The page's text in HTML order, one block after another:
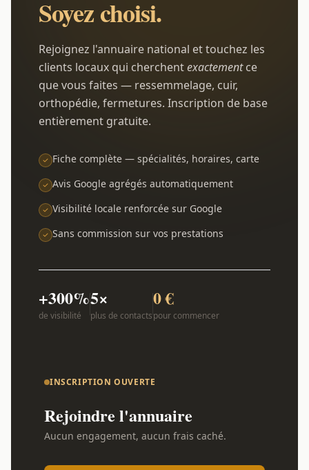
Soyez choisi.
Rejoignez l'annuaire national et touchez les
clients locaux qui cherchentexactementce
que vous faites — ressemmelage, cuir,
orthopédie, fermetures. Inscription de base
entièrement gratuite.
Fiche complète — spécialités, horaires, carte
Avis Google agrégés automatiquement
Visibilité locale renforcée sur Google
Sans commission sur vos prestations
+300%
de visibilité
5×
plus de contacts
0 €
pour commencer
INSCRIPTION OUVERTE
Rejoindre l'annuaire
Aucun engagement, aucun frais caché.